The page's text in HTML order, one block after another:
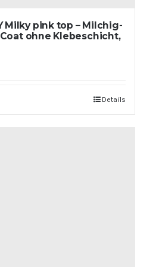
Milky pink top – Milchig-
Coat ohne Klebeschicht,
Details